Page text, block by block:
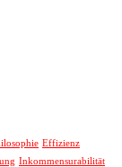
Effizienz
Inkommensurabilität